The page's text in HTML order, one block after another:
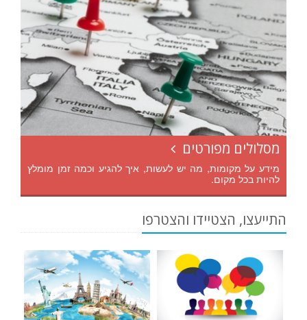
מסלולים מפורטים
מידע על מקומות, מה יש לעשות, איך להגיע וכמה זמן מומלץ
להיות בכל מקום.
התייעצו, הצטיידו והצטרפו